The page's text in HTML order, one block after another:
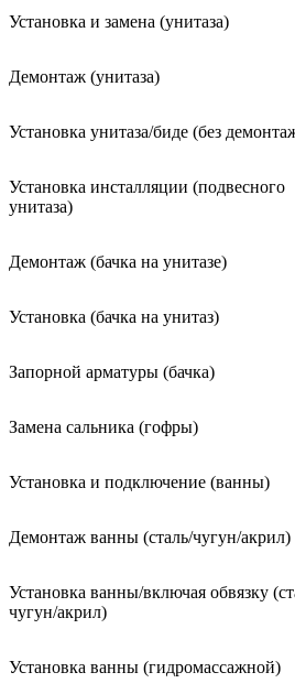
Установка и замена (унитаза)
Демонтаж (унитаза)
Установка унитаза/биде (без
Установка инсталляции (подвесного
унитаза)
Демонтаж (бачка на унитазе)
Установка (бачка на унитаз)
Запорной арматуры (бачка)
Замена сальника (гофры)
Установка и подключение (ванны)
Демонтаж ванны (сталь/чугун/акрил)
Установка ванны/включая обвязку
чугун/акрил)
Установка ванны (гидромассажной)